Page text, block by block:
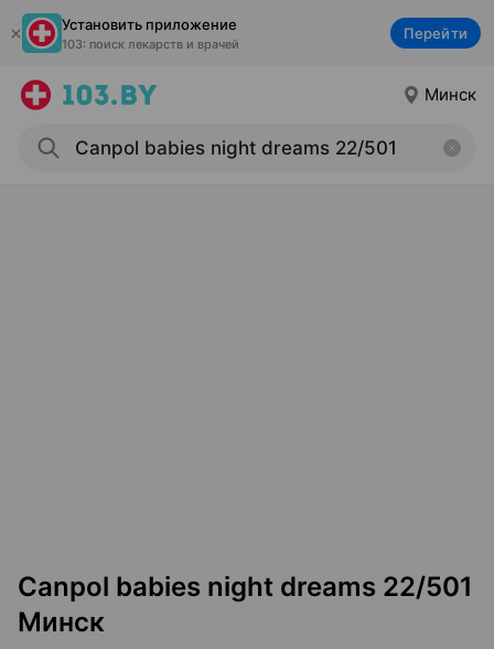
Установить приложение
103: поиск лекарств и врачей
Перейти
Минск
Canpol babies night dreams 22/501
Минск